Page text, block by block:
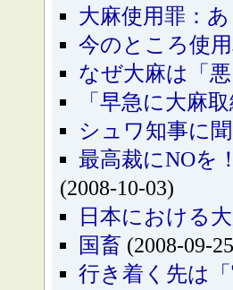
大麻使用罪：
今のところ使
なぜ大麻は「
「早急に大麻
シュワ知事に
最高裁にNOを
(2008-10-03)
日本における
国畜 (2008-09-
行き着く先は